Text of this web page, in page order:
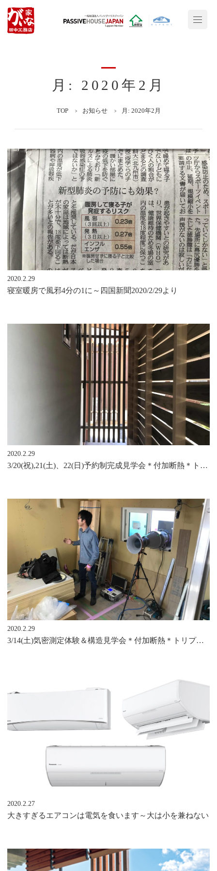
月: 2020年2月
TOP お知らせ 月: 2020年2月
2020.2.29
寝室暖房で風邪4分の1に～四国新聞2020/2/29より
2020.2.29
3/20(祝),21(土)、22(日)予約制完成見学会＊付加断熱＊トリプルガラス＊Ua=0.3＊
2020.2.29
3/14(土)気密測定体験＆構造見学会＊付加断熱＊トリプルガラス樹脂サッシ＊
2020.2.27
大きすぎるエアコンは電気を食います～大は小を兼ねない